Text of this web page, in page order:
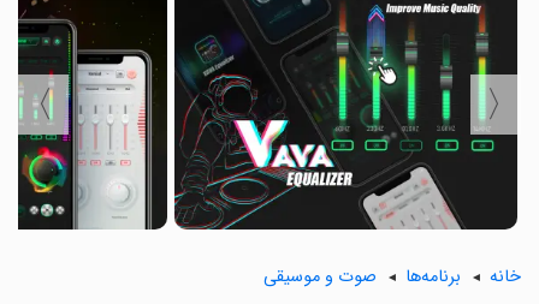
〈
〉
خانه برنامه‌ها صوت و موسیقی